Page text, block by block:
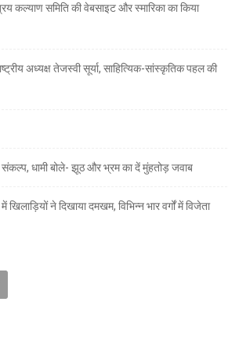
कल्याण समिति की वेबसाइट और स्मारिका का किया
अध्यक्ष तेजस्वी सूर्या, साहित्यिक-सांस्कृतिक पहल की
संकल्प, धामी बोले- झूठ और भ्रम का दें मुंहतोड़ जवाब
खिलाड़ियों ने दिखाया दमखम, विभिन्न भार वर्गों में विजेता